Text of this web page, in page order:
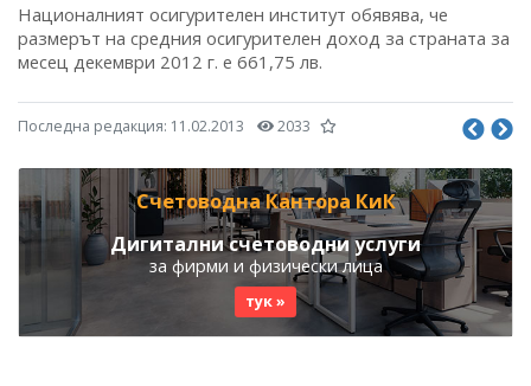
Националният осигурителен институт обявява, че
размерът на средния осигурителен доход за страната за
месец декември 2012 г. е 661,75 лв.
Последна редакция: 11.02.2013 2033
Счетоводна Кантора КиК
Дигитални счетоводни услуги
за фирми и физически лица
тук »